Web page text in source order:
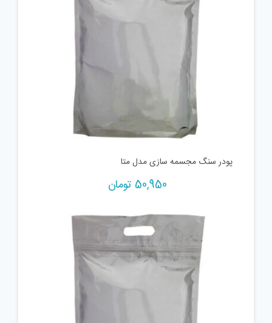
پودر سنگ مجسمه سازی مدل متا
50,950 تومان